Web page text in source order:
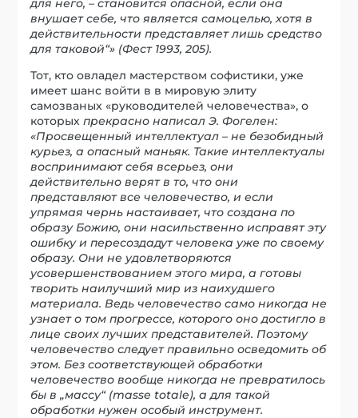
для него, – становится опасной, если она
внушает себе, что является самоцелью, хотя в
действительности представляет лишь средство
для таковой“» (Фест 1993, 205).
Тот, кто овладел мастерством софистики, уже
имеет шанс войти в в мировую элиту
самозваных «руководителей человечества», о
которыхпрекрасно написал Э. Фогелен:
«Просвещенный интеллектуал – не безобидный
курьез, а опасный маньяк. Такие интеллектуалы
воспринимают себя всерьез, они
действительно верят в то, что они
представляют все человечество, и если
упрямая чернь настаивает, что создана по
образу Божию, они насильственно исправят эту
ошибку и пересоздадут человека уже по своему
образу. Они не удовлетворяются
усовершенствованием этого мира, а готовы
творить наилучший мир из наихудшего
материала. Ведь человечество само никогда не
узнает о том прогрессе, которого оно достигло в
лице своих лучших представителей. Поэтому
человечество следует правильно осведомить об
этом. Без соответствующей обработки
человечество вообще никогда не превратилось
бы в „массу“ (masse totale), а для такой
обработки нужен особый инструмент.